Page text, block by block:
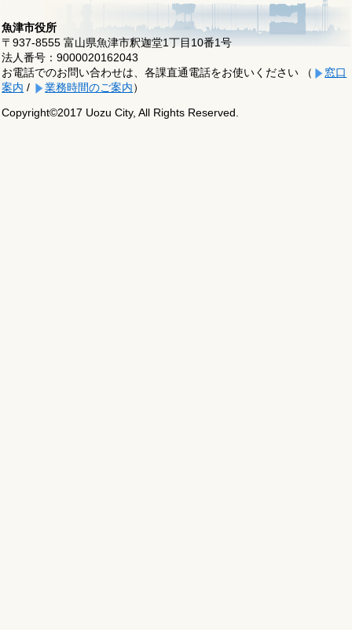
魚津市役所
〒937-8555 富山県魚津市釈迦堂1丁目10番1号
法人番号：9000020162043
お電話でのお問い合わせは、各課直通電話をお使いください （
窓口
案内 / 業務時間のご案内）
Copyright©2017 Uozu City, All Rights Reserved.